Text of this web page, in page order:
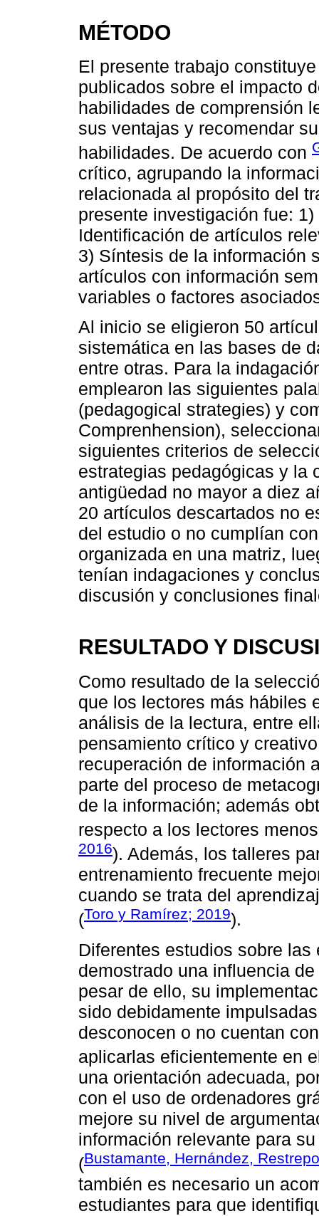
MÉTODO
El presente trabajo
publicados sobre el impacto
habilidades de comprensión
sus ventajas y recomendar
habilidades. De acuerdo con
crítico, agrupando la
relacionada al propósito del
presente investigación fue:
Identificación de artículos
3) Síntesis de la información
artículos con información
variables o factores
Al inicio se eligieron 50
sistemática en las bases de
entre otras. Para la
emplearon las siguientes
(pedagogical strategies) y
Comprenhension),
siguientes criterios de
estrategias pedagógicas y la
antigüedad no mayor a diez
20 artículos descartados no
del estudio o no cumplían
organizada en una matriz,
tenían indagaciones y
discusión y conclusiones
RESULTADO Y
Como resultado de la
que los lectores más hábiles
análisis de la lectura, entre
pensamiento crítico y
recuperación de información
parte del proceso de
de la información; además
respecto a los lectores
2016). Además, los talleres
entrenamiento frecuente
cuando se trata del
(Toro y Ramírez; 2019).
Diferentes estudios sobre
demostrado una influencia
pesar de ello, su
sido debidamente
desconocen o no cuentan
aplicarlas eficientemente en
una orientación adecuada,
con el uso de ordenadores
mejore su nivel de
información relevante para
(Bustamante, Hernández,
también es necesario un
estudiantes para que